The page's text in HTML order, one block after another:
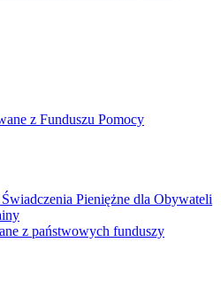
z Funduszu Pomocy
Pieniężne dla Obywateli
z państwowych funduszy